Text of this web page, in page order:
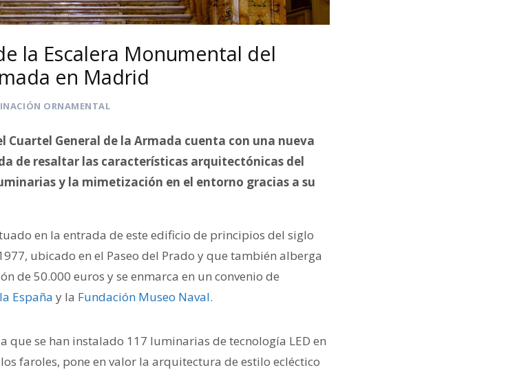
la Escalera Monumental del
en Madrid
ORNAMENTAL
Cuartel General de la Armada cuenta con una nueva
de resaltar las características arquitectónicas del
y la mimetización en el entorno gracias a su
en la entrada de este edificio de principios del siglo
ubicado en el Paseo del Prado y que también alberga
de 50.000 euros y se enmarca en un convenio de
España y la Fundación Museo Naval.
se han instalado 117 luminarias de tecnología LED en
faroles, pone en valor la arquitectura de estilo ecléctico